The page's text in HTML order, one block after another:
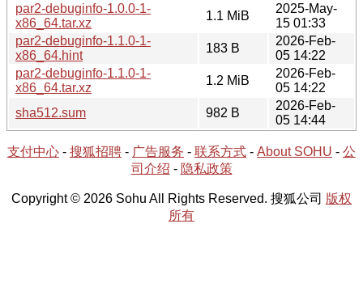
par2-debuginfo-1.0.0-1-
x86_64.tar.xz
1.1 MiB
2025-May-
15 01:33
par2-debuginfo-1.1.0-1-
x86_64.hint
183 B
2026-Feb-
05 14:22
par2-debuginfo-1.1.0-1-
x86_64.tar.xz
1.2 MiB
2026-Feb-
05 14:22
sha512.sum
982 B
2026-Feb-
05 14:44
支付中心 - 搜狐招聘 - 广告服务 - 联系方式 - About SOHU - 公
司介绍 - 隐私政策
Copyright © 2026 Sohu All Rights Reserved. 搜狐公司 版权
所有